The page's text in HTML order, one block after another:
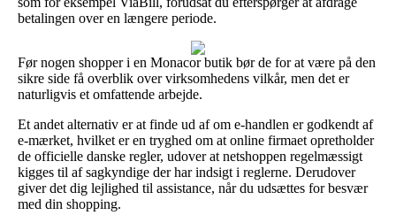
betalingen over en længere periode.
Før nogen shopper i en Monacor butik bør de for at være på den
sikre side få overblik over virksomhedens vilkår, men det er
naturligvis et omfattende arbejde.
Et andet alternativ er at finde ud af om e-handlen er godkendt af
e-mærket, hvilket er en tryghed om at online firmaet opretholder
de officielle danske regler, udover at netshoppen regelmæssigt
kigges til af sagkyndige der har indsigt i reglerne. Derudover
giver det dig lejlighed til assistance, når du udsættes for besvær
med din shopping.